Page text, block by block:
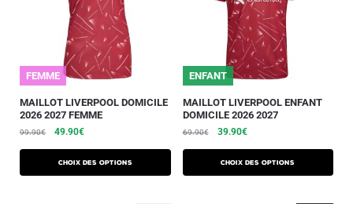
FEMME
MAILLOT LIVERPOOL DOMICILE
2026 2027 FEMME
99.90€ 49.90€
Choix des options
ENFANT
MAILLOT LIVERPOOL ENFANT
DOMICILE 2026 2027
69.90€ 39.90€
Choix des options